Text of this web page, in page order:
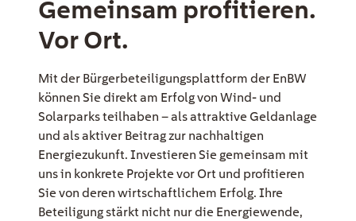
Gemeinsam profitieren.
Vor Ort.
EE Text
Mit der Bürgerbeteiligungsplattform der EnBW
können Sie direkt am Erfolg von Wind- und
Solarparks teilhaben – als attraktive Geldanlage
und als aktiver Beitrag zur nachhaltigen
Energiezukunft. Investieren Sie gemeinsam mit
uns in konkrete Projekte vor Ort und profitieren
Sie von deren wirtschaftlichem Erfolg. Ihre
Beteiligung stärkt nicht nur die Energiewende,